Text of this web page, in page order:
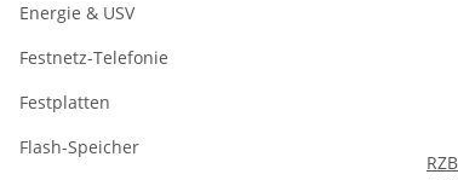
Energie & USV
Festnetz-Telefonie
Festplatten
Flash-Speicher